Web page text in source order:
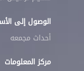
الوصول إلى
أحداث مجمعه
مركز المعلومات